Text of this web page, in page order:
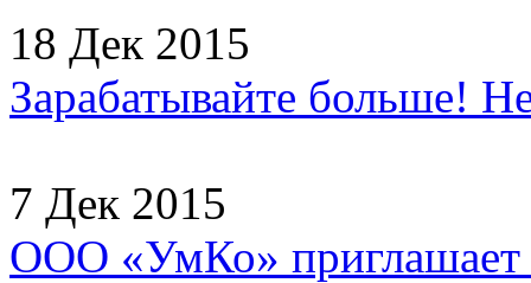
18 Дек 2015
Зарабатывайте больше!
7 Дек 2015
ООО «УмКо» приглашает